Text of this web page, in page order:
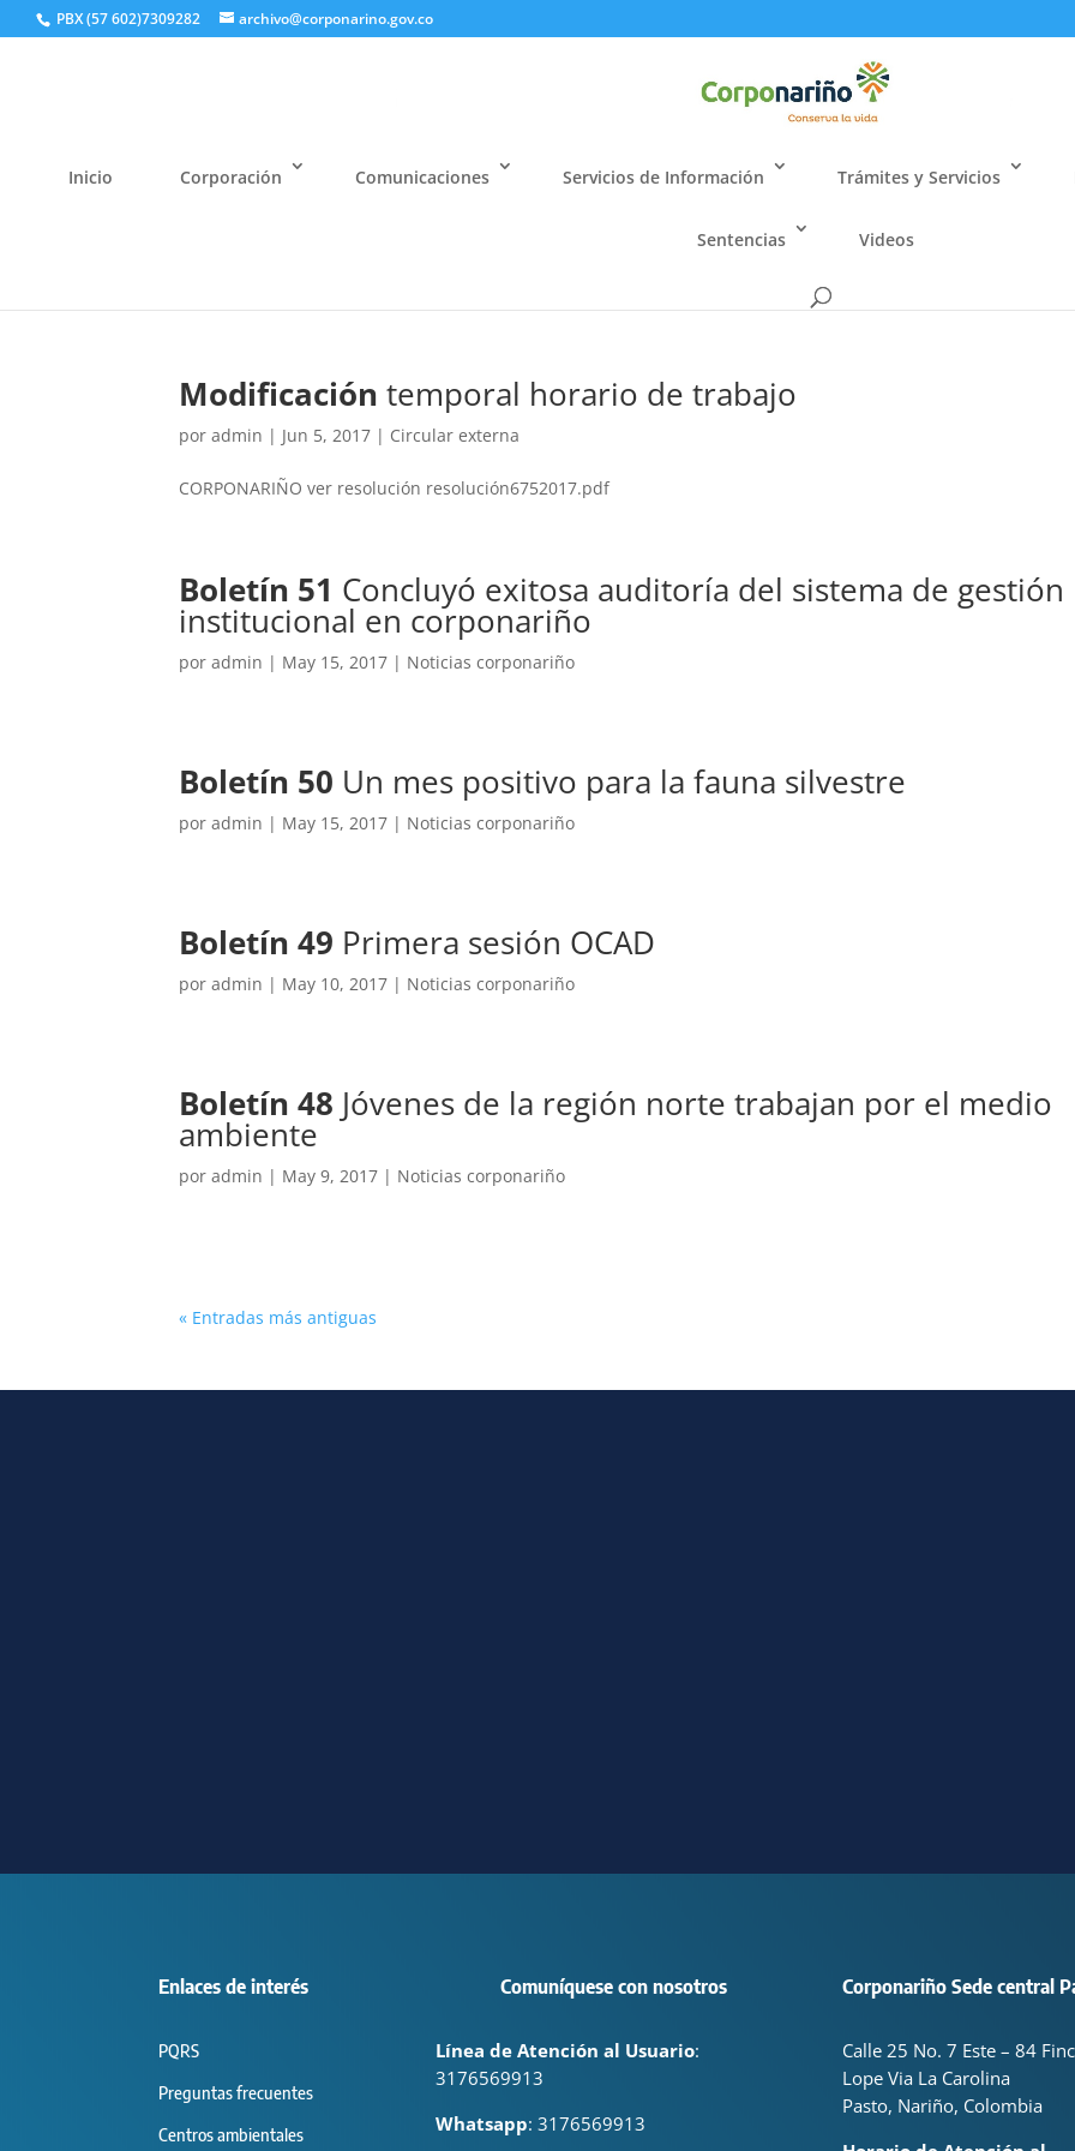
PBX (57 602)7309282 archivo@corponarino.gov.co
Inicio Corporación Comunicaciones Servicios de Información Trámites y Servicios
Sentencias Videos
Modificación temporal horario de trabajo
poradmin | Jun 5, 2017 | Circular externa
CORPONARIÑO ver resolución resolución6752017.pdf
Boletín 51 Concluyó exitosa auditoría del sistema de gestión
institucional en corponariño
poradmin | May 15, 2017 | Noticias corponariño
Boletín 50 Un mes positivo para la fauna silvestre
poradmin | May 15, 2017 | Noticias corponariño
Boletín 49 Primera sesión OCAD
poradmin | May 10, 2017 | Noticias corponariño
Boletín 48 Jóvenes de la región norte trabajan por el medio
ambiente
poradmin | May 9, 2017 | Noticias corponariño
« Entradas más antiguas
Enlaces de interés
PQRS
Preguntas frecuentes
Centros ambientales
Comuníquese con nosotros
Línea de Atención al Usuario:
3176569913
Whatsapp: 3176569913
Corponariño Sede central
Calle 25 No. 7 Este – 84
Lope Via La Carolina
Pasto, Nariño, Colombia